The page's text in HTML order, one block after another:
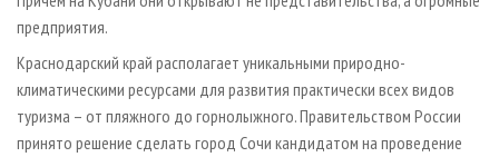
предприятия.
Краснодарский край располагает уникальными природно-
климатическими ресурсами для развития практически всех видов
туризма – от пляжного до горнолыжного. Правительством России
принято решение сделать город Сочи кандидатом на проведение